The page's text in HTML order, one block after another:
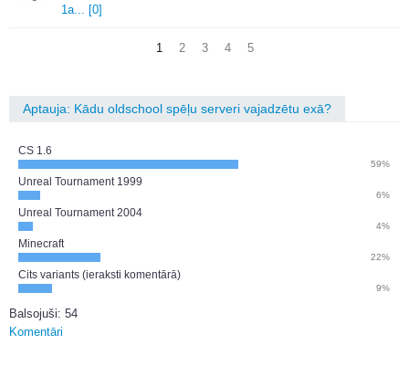
1a... [0]
1 2 3 4 5
Aptauja: Kādu oldschool spēļu serveri vajadzētu exā?
CS 1.6
59%
Unreal Tournament 1999
6%
Unreal Tournament 2004
4%
Minecraft
22%
Cits variants (ieraksti komentārā)
9%
Balsojuši: 54
Komentāri